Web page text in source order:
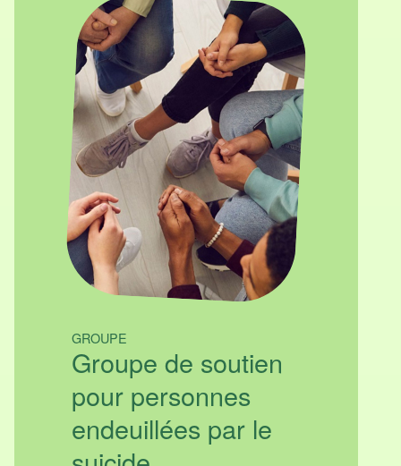
GROUPE
Groupe de soutien
pour personnes
endeuillées par le